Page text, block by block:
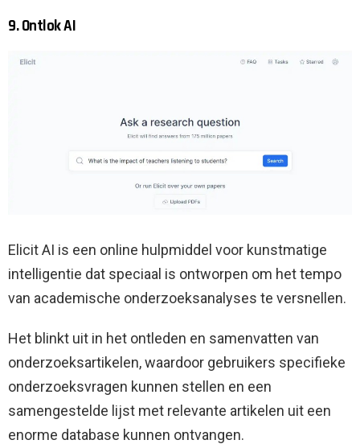
9. Ontlok AI
Elicit AI is een online hulpmiddel voor kunstmatige
intelligentie dat speciaal is ontworpen om het tempo
van academische onderzoeksanalyses te versnellen.
Het blinkt uit in het ontleden en samenvatten van
onderzoeksartikelen, waardoor gebruikers specifieke
onderzoeksvragen kunnen stellen en een
samengestelde lijst met relevante artikelen uit een
enorme database kunnen ontvangen.